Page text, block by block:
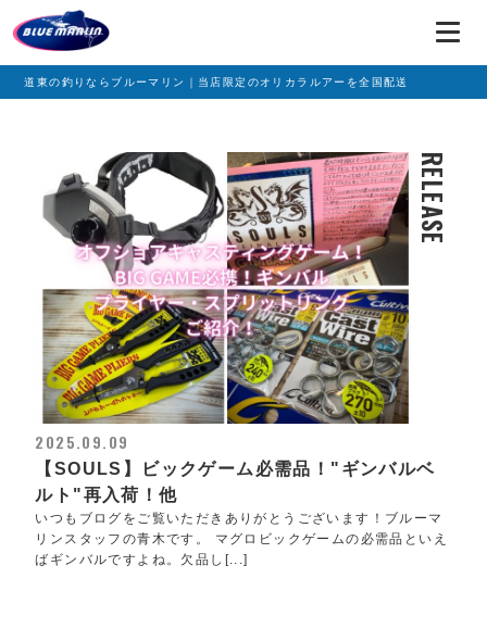
道東の釣りならブルーマリン｜当店限定のオリカラルアーを全国配送
RELEASE
2025.09.09
【SOULS】ビックゲーム必需品！"ギンバルベ
ルト"再入荷！他
いつもブログをご覧いただきありがとうございます！ブルーマ
リンスタッフの青木です。 マグロビックゲームの必需品といえ
ばギンバルですよね。欠品し[...]